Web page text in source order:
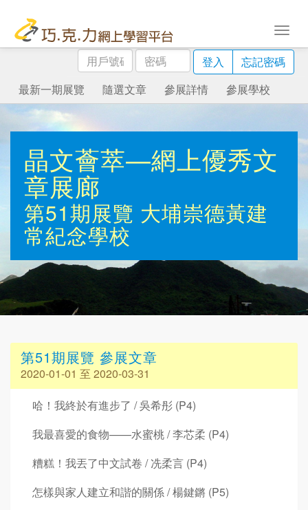
用
戶
號
碼
密
碼
登入
忘記密碼
最新一期展覽
隨選文章 參展詳情 參展學校
晶文薈萃—網上優秀文
章展廊
第51期展覽 大埔崇德黃建
常紀念學校
第51期展覽 參展文章
2020-01-01 至 2020-03-31
哈！我終於有進步了 / 吳希彤 (P4)
我最喜愛的食物——水蜜桃 / 李芯柔 (P4)
糟糕！我丟了中文試卷 / 冼柔言 (P4)
怎樣與家人建立和諧的關係 / 楊鍵鏘 (P5)